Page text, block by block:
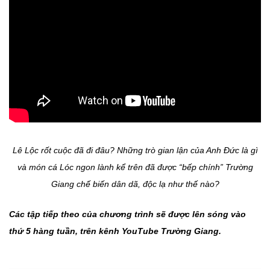
Lê Lộc rốt cuộc đã đi đâu? Những trò gian lận của Anh Đức là gì
và món cá Lóc ngon lành kể trên đã được “bếp chính” Trường
Giang chế biến dân dã, độc lạ như thế nào?
Các tập tiếp theo của chương trình sẽ được lên sóng vào
thứ 5 hàng tuần, trên kênh YouTube Trường Giang.